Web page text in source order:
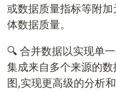
或数据质量指标等附
体数据质量。
🔍 合并数据以实现单
集成来自多个来源的
图,实现更高级的分析和